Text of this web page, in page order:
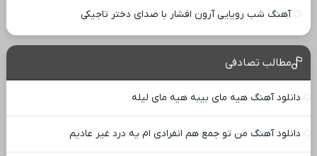
آهنگ شب رویایی آرون افشار با صدای دختر تاجیکی
مطالب تصادفی
دانلود آهنگ هیه مای بیبه هیه مای لیله
دانلود آهنگ من تو جمع هم انفرادی ام یه درد غیر عادیم